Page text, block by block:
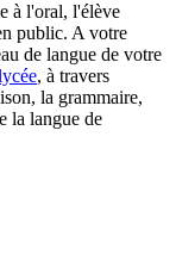
à l'oral, l'élève
public. A votre
de langue de votre
, à travers
la grammaire,
la langue de